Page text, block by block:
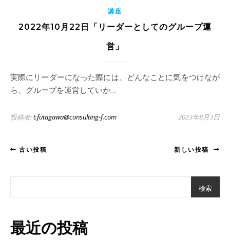
講座
2022年10月22日「リーダーとしてのグループ運
営」
実際にリーダーになった際には、どんなことに気をつけなが
ら、グループを運営していか…
投稿者:t.futagawa@consulting-f.com 2023年8月3日
古い投稿 新しい投稿
検索
最近の投稿